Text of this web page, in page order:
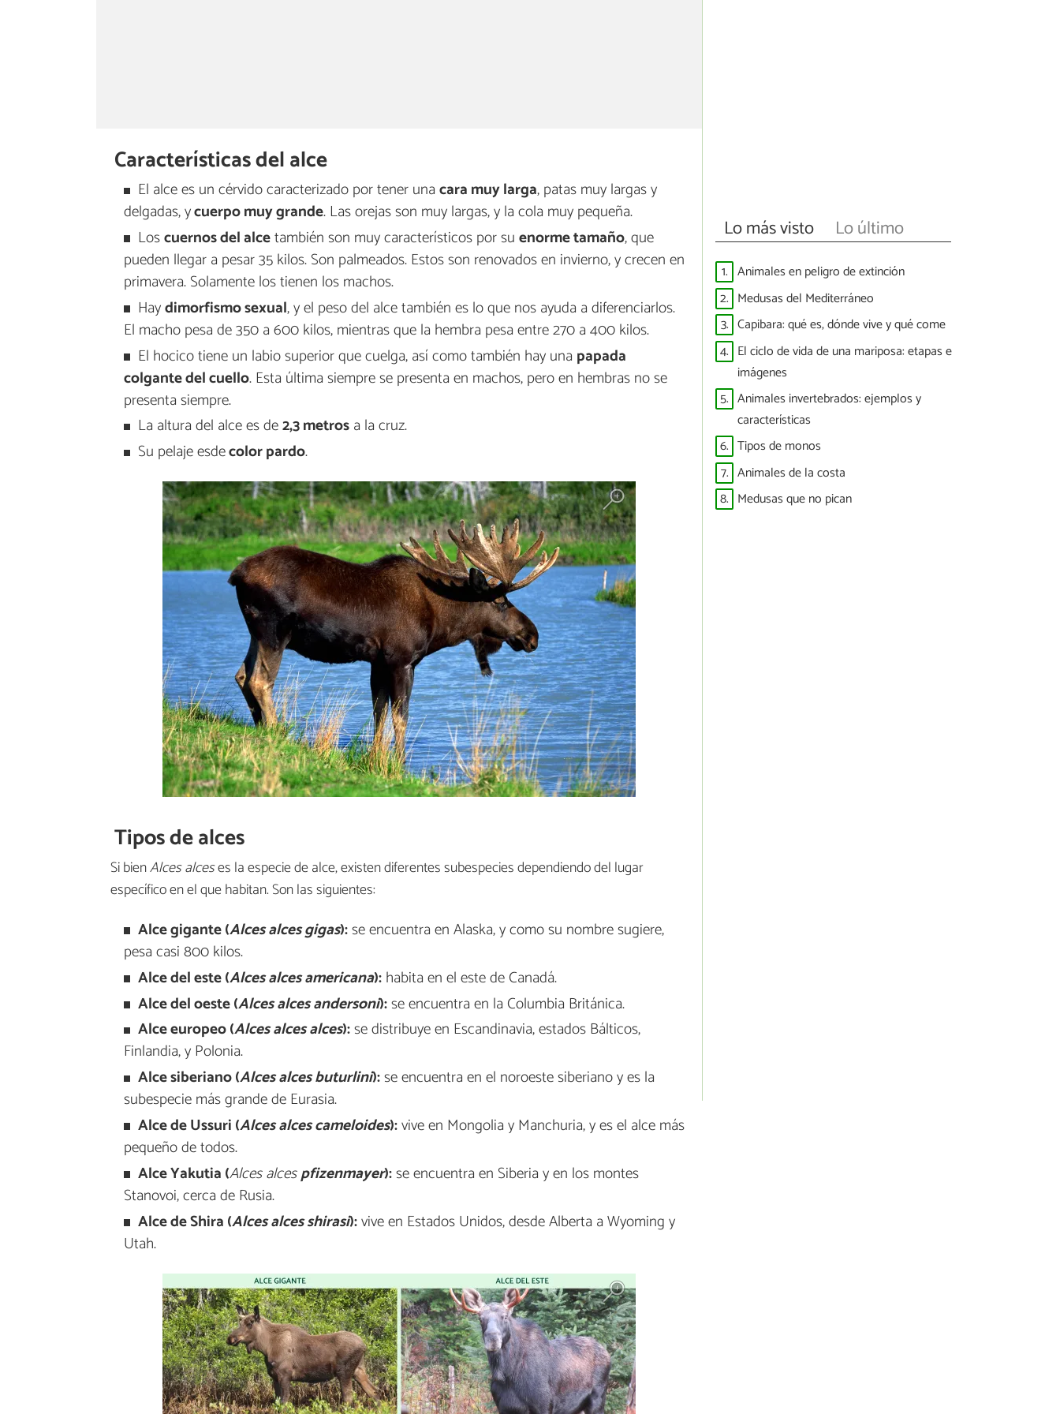
Características del alce
El alce es un cérvido caracterizado por tener unacara muy larga, patas muy largas y
delgadas, ycuerpo muy grande. Las orejas son muy largas, y la cola muy pequeña.
Loscuernos del alcetambién son muy característicos por suenorme tamaño, que
pueden llegar a pesar 35 kilos. Son palmeados. Estos son renovados en invierno, y crecen en
primavera. Solamente los tienen los machos.
Haydimorfismo sexual, y el peso del alce también es lo que nos ayuda a diferenciarlos.
El macho pesa de 350 a 600 kilos, mientras que la hembra pesa entre 270 a 400 kilos.
El hocico tiene un labio superior que cuelga, así como también hay una papada
colgante del cuello. Esta última siempre se presenta en machos, pero en hembras no se
presenta siempre.
La altura del alce es de2,3 metrosa la cruz.
Su pelaje esdecolor pardo.
Tipos de alces
Si bienAlces alceses la especie de alce, existen diferentes subespecies dependiendo del lugar
específico en el que habitan. Son las siguientes:
Alce gigante (Alces alces gigas):se encuentra en Alaska, y como su nombre sugiere,
pesa casi 800 kilos.
Alce del este (Alces alces americana):habita en el este de Canadá.
Alce del oeste (Alces alces andersoni):se encuentra en la Columbia Británica.
Alce europeo (Alces alces alces):se distribuye en Escandinavia, estados Bálticos,
Finlandia, y Polonia.
Alce siberiano (Alces alces buturlini):se encuentra en el noroeste siberiano y es la
subespecie más grande de Eurasia.
Alce de Ussuri (Alces alces cameloides):vive en Mongolia y Manchuria, y es el alce más
pequeño de todos.
Alce Yakutia (Alces alcespfizenmayer):se encuentra en Siberia y en los montes
Stanovoi, cerca de Rusia.
Alce de Shira (Alces alces shirasi):vive en Estados Unidos, desde Alberta a Wyoming y
Utah.
Lo más visto Lo último
1. Animales en peligro de extinción
2. Medusas del Mediterráneo
3. Capibara: qué es, dónde vive y qué come
4. El ciclo de vida de una mariposa: etapas e
imágenes
5. Animales invertebrados: ejemplos y
características
6. Tipos de monos
7. Animales de la costa
8. Medusas que no pican